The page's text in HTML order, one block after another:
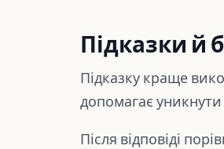
Підказки й
Підказку краще
допомагає
Після відповіді